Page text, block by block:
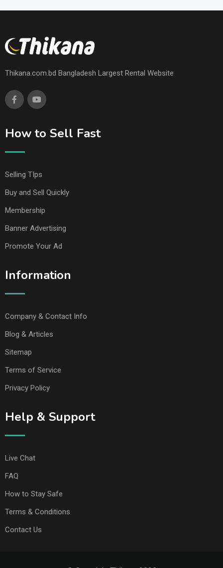
Thikana.com.bd Bangladesh Largest Rental Website
How to Sell Fast
Selling TIps
Buy and Sell Quickly
Membership
Banner Advertising
Promote Your Ad
Information
Company & Contact Info
Blog & Articles
Sitemap
Terms of Service
Privacy Policy
Help & Support
Live Chat
FAQ
How to Stay Safe
Terms & Conditions
Contact Us